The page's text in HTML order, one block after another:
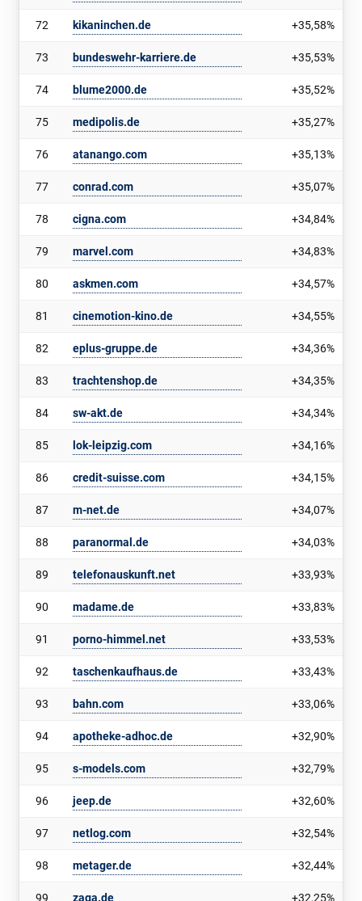
72 kikaninchen.de +35,58%
73 bundeswehr-karriere.de +35,53%
74 blume2000.de +35,52%
75 medipolis.de +35,27%
76 atanango.com +35,13%
77 conrad.com +35,07%
78 cigna.com +34,84%
79 marvel.com +34,83%
80 askmen.com +34,57%
81 cinemotion-kino.de +34,55%
82 eplus-gruppe.de +34,36%
83 trachtenshop.de +34,35%
84 sw-akt.de +34,34%
85 lok-leipzig.com +34,16%
86 credit-suisse.com +34,15%
87 m-net.de +34,07%
88 paranormal.de +34,03%
89 telefonauskunft.net +33,93%
90 madame.de +33,83%
91 porno-himmel.net +33,53%
92 taschenkaufhaus.de +33,43%
93 bahn.com +33,06%
94 apotheke-adhoc.de +32,90%
95 s-models.com +32,79%
96 jeep.de +32,60%
97 netlog.com +32,54%
98 metager.de +32,44%
99 zaga.de +32,25%